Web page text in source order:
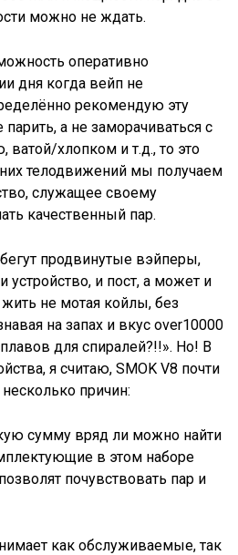
можно не ждать.
оперативно
дня когда вейп не
рекомендую эту
а не заморачиваться с
хлопком и т.д., то это
телодвижений мы получаем
служащее своему
качественный пар.
продвинутые вэйперы,
устройство, и пост, а может и
не мотая койлы, без
на запах и вкус over10000
для спиралей?!!». Но! В
я считаю, SMOK V8 почти
причин:
сумму вряд ли можно найти
в этом наборе
почувствовать пар и
как обслуживаемые, так